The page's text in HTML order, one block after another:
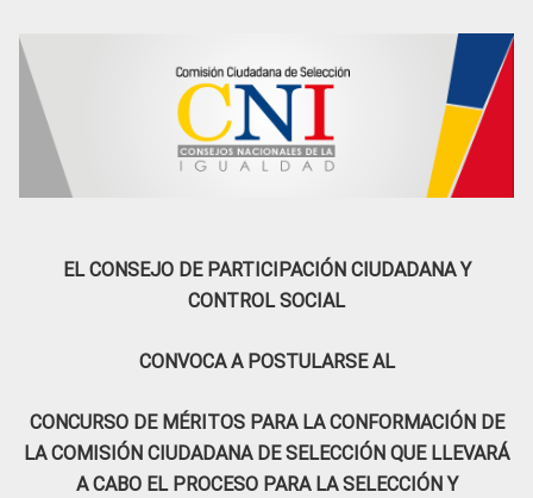
Social
EL CONSEJO DE PARTICIPACIÓN CIUDADANA Y
CONTROL SOCIAL
CONVOCA A POSTULARSE AL
CONCURSO DE MÉRITOS PARA LA CONFORMACIÓN DE
LA COMISIÓN CIUDADANA DE SELECCIÓN QUE LLEVARÁ
A CABO EL PROCESO PARA LA SELECCIÓN Y